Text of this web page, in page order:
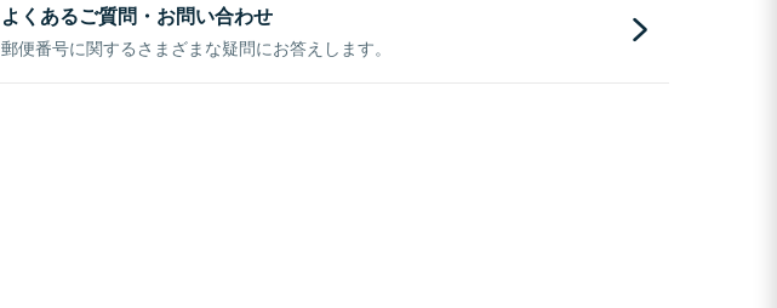
よくあるご質問・お問い合わせ
郵便番号に関するさまざまな疑問にお答えします。